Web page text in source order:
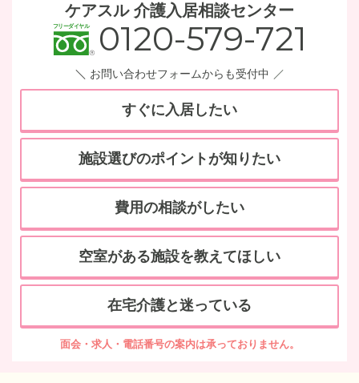
ケアスル 介護入居相談センター
0120-579-721
お問い合わせフォームからも受付中
すぐに入居したい
施設選びのポイントが知りたい
費用の相談がしたい
空室がある施設を教えてほしい
在宅介護と迷っている
面会・求人・電話番号の案内は承っておりません。